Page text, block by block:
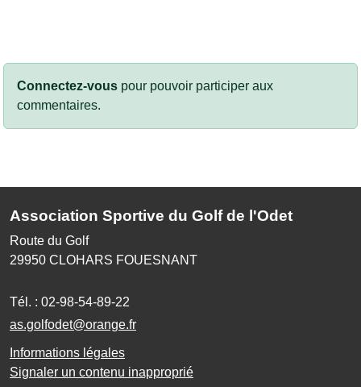
Connectez-vous pour pouvoir participer aux
commentaires.
Association Sportive du Golf de l'Odet
Route du Golf
29950 CLOHARS FOUESNANT
Tél. : 02-98-54-89-22
as.golfodet@orange.fr
Informations légales
Signaler un contenu inapproprié